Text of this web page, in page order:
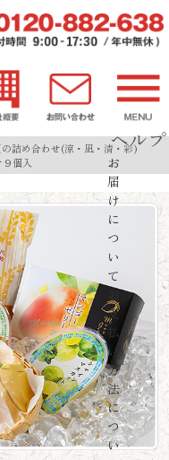
ヘルプ
お
届
け
に
つ
い
て
お
支
払
い
方
法
に
つ
い
詰め合わせ(涼・凪・清・彩)
個入